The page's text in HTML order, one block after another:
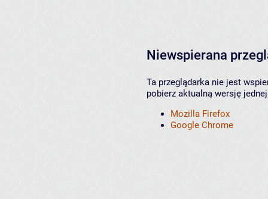
Niewspierana
Ta przeglądarka nie jest
pobierz aktualną wersję
Mozilla Firefox
Google Chrome